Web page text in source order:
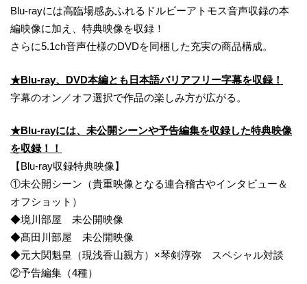
Blu-rayには高臨場感あふれるドルビーアトモス音声収録の本
編映像に加え、特典映像を収録！
さらに5.1ch音声仕様のDVDを同梱した充実の商品構成。
★Blu-ray、DVD本編とも日本語バリアフリー字幕を収録！
字幕のオン／オフ選択で作品の楽しみ方が広がる。
★Blu-rayには、未公開シーンや予告編集を収録した特典映像
を収録！！
【Blu-ray収録特典映像】
①未公開シーン（貴重映像となる連合稽古やインタビュー＆
オフショット）
◆境川部屋 未公開映像
◆髙田川部屋 未公開映像
◆元大関魁皇（現浅香山親方）×琴剣淳弥 スペシャル対談
②予告編集（4種）